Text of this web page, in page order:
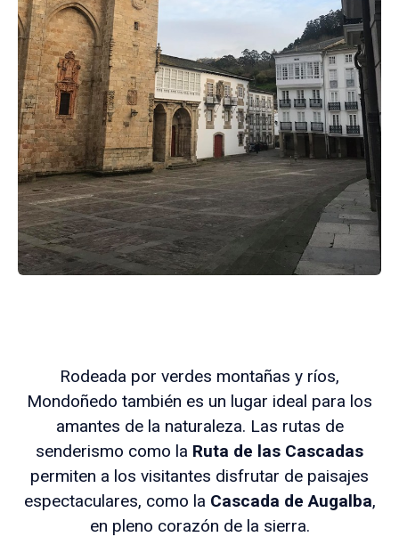
Rodeada por verdes montañas y ríos,
Mondoñedo también es un lugar ideal para los
amantes de la naturaleza. Las rutas de
senderismo como la Ruta de las Cascadas
permiten a los visitantes disfrutar de paisajes
espectaculares, como la Cascada de Augalba,
en pleno corazón de la sierra.